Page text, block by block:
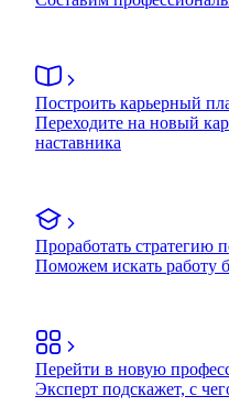
Построить карьерный
Переходите на новый
наставника
Проработать стратегию
Поможем искать работу
Перейти в новую
Эксперт подскажет, с